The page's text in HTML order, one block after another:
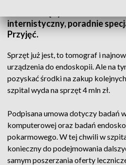
internistyczny, poradnie
Przyjęć.
Sprzęt już jest, to tomograf i
urządzenia do endoskopii. Ale na
pozyskać środki na zakup
szpital wyda na sprzęt 4 mln zł.
Podpisana umowa dotyczy badań
komputerowej oraz badań
pokarmowego. W tej chwili w
konieczny do podejmowania
samym poszerzania oferty